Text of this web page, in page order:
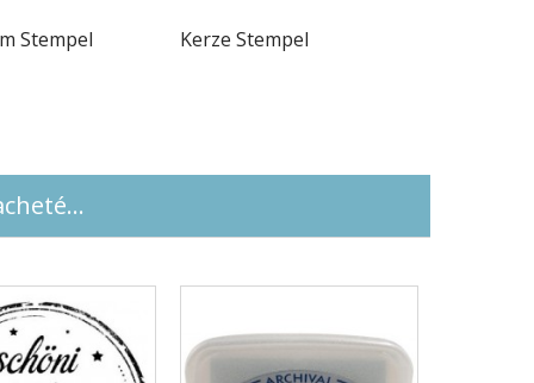
Stempel Kerze Stempel